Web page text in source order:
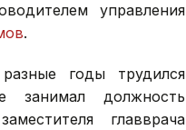
управления
.
годы трудился
занимал должность
главврача